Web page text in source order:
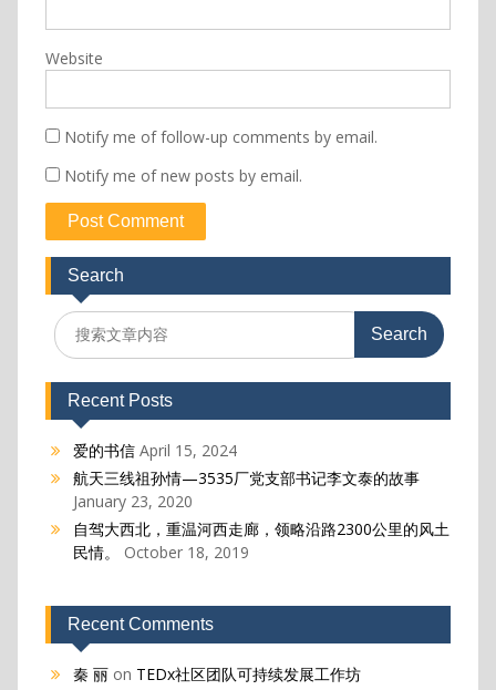
Website
Notify me of follow-up comments by email.
Notify me of new posts by email.
Search
Search
for:
Recent Posts
爱的书信 April 15, 2024
航天三线祖孙情—3535厂党支部书记李文泰的故事
January 23, 2020
自驾大西北，重温河西走廊，领略沿路2300公里的风土
民情。
October 18, 2019
Recent Comments
秦 丽on TEDx社区团队可持续发展工作坊